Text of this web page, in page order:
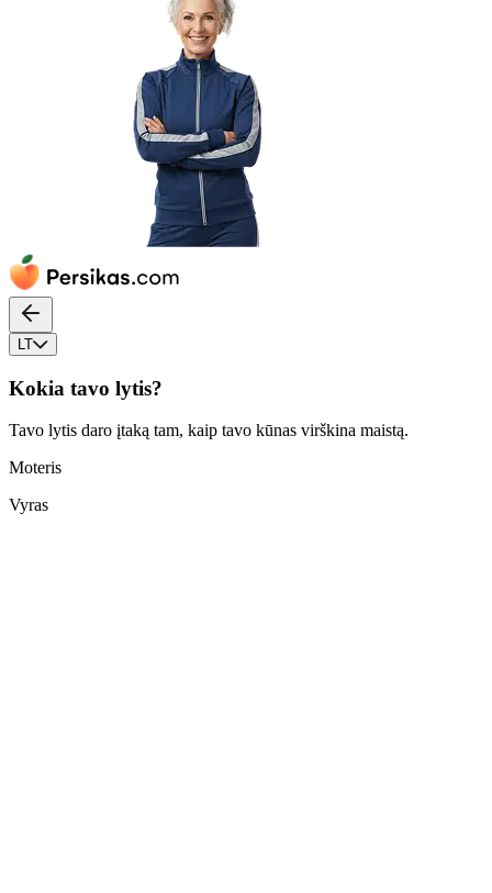
LT
Kokia tavo lytis?
Tavo lytis daro įtaką tam, kaip tavo kūnas virškina maistą.
Moteris
Vyras